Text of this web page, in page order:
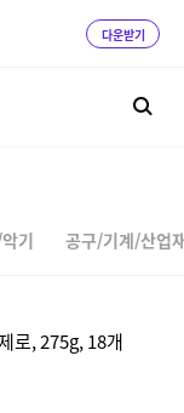
다운받기
기 공구/기계/산업
로, 275g, 18개